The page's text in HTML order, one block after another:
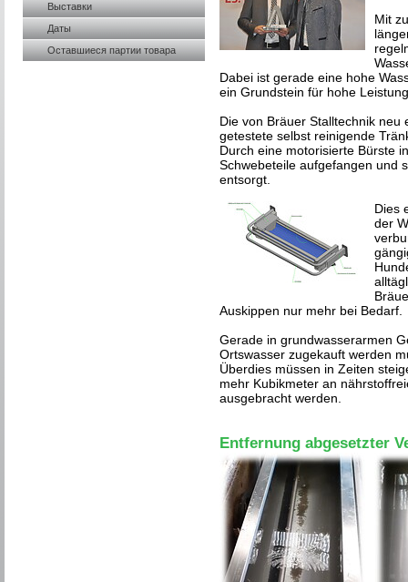
Выставки
Даты
Оставшиеся партии товара
Mit
Dabei ist gerade eine hohe
ein Grundstein für hohe
Die von Bräuer Stalltechnik neu
getestete selbst reinigende
Durch eine motorisierte Bürste
Schwebeteile aufgefangen und
entsorgt.
Dies
der
Auskippen nur mehr bei Bedarf.
Gerade in grundwasserarmen
Ortswasser zugekauft werden
Überdies müssen in Zeiten
mehr Kubikmeter an
ausgebracht werden.
Entfernung abgesetzter